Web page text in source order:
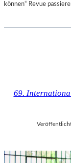
können“ Revue
69.